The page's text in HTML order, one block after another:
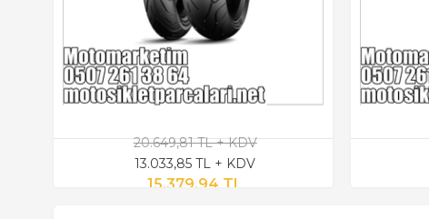
20.649,81 TL + KDV
13.033,85 TL + KDV
15.379,94 TL